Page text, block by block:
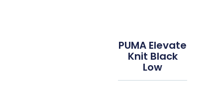
PUMA Elevate
Knit Black
Low